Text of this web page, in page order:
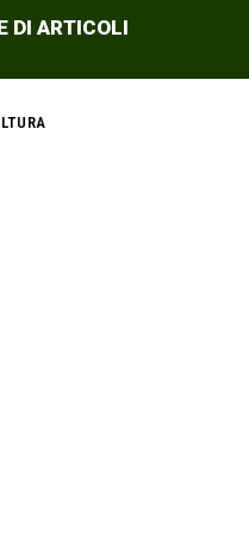
DI ARTICOLI